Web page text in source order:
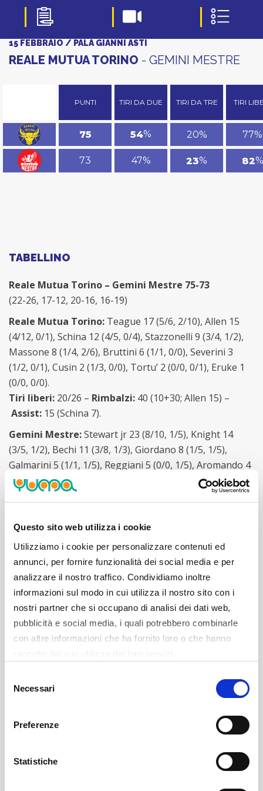
Questo sito web utilizza i cookie
Utilizziamo i cookie per personalizzare contenuti ed
annunci, per fornire funzionalità dei social media e per
analizzare il nostro traffico. Condividiamo inoltre
informazioni sul modo in cui utilizza il nostro sito con i
nostri partner che si occupano di analisi dei dati web,
pubblicità e social media, i quali potrebbero combinarle
con altre informazioni che ha fornito loro o che hanno
delNecessari
Preferenze
Statistiche
15 FEBBRAIO / PALA GIANNI ASTI
REALE MUTUA TORINO - GEMINI MESTRE
PUNTI TIRI DA DUE TIRI DA TRE TIRI
75 54% 20% 77%
73 47% 23% 82%
TABELLINO
Reale Mutua Torino – Gemini Mestre 75-73
(22-26, 17-12, 20-16, 16-19)
Reale Mutua Torino: Teague 17 (5/6, 2/10), Allen 15
(4/12, 0/1), Schina 12 (4/5, 0/4), Stazzonelli 9 (3/4, 1/2),
Massone 8 (1/4, 2/6), Bruttini 6 (1/1, 0/0), Severini 3
(1/2, 0/1), Cusin 2 (1/3, 0/0), Tortu’ 2 (0/0, 0/1), Eruke 1
(0/0, 0/0).
Tiri liberi: 20/26 – Rimbalzi: 40 (10+30; Allen 15) –
Assist: 15 (Schina 7).
Gemini Mestre:Stewart jr 23 (8/10, 1/5), Knight 14
(3/5, 1/2), Bechi 11 (3/8, 1/3), Giordano 8 (1/5, 1/5),
Galmarini 5 (1/1, 1/5), Reggiani 5 (0/0, 1/5), Aromando 4
(0/2, 1/3), Bonacini 3 (1/5, 0/2), Kadjividi Boussounka 0
(0/0, 0/0), Scarponi 0 (0/0, 0/0), Porcu 0 (0/0, 0/0).
Assist:10 (Giordano 4).
CONFERENZA POSTPARTITA